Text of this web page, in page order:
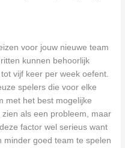
voor jouw nieuwe team
kunnen behoorlijk
vijf keer per week oefent.
spelers die voor elke
met het best mogelijke
als een probleem, maar
factor wel serieus want
minder goed team te spelen